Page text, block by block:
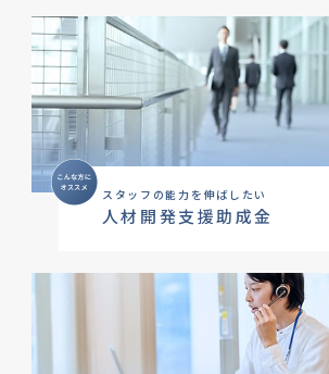
スタッフの能力を伸ばしたい
人材開発支援助成金